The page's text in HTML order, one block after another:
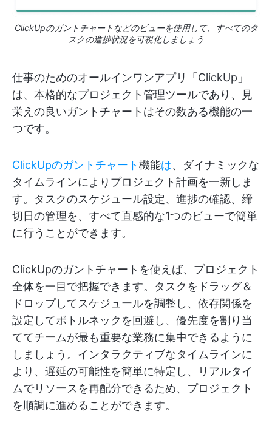
ClickUpのガントチャートなどのビューを使用して、すべてのタ
スクの進捗状況を可視化しましょう
仕事のためのオールインワンアプリ「ClickUp」
は、本格的なプロジェクト管理ツールであり、見
栄えの良いガントチャートはその数ある機能の一
つです。
ClickUpのガントチャート機能は、ダイナミックな
タイムラインによりプロジェクト計画を一新しま
す。タスクのスケジュール設定、進捗の確認、締
切日の管理を、すべて直感的な1つのビューで簡単
に行うことができます。
ClickUpのガントチャートを使えば、プロジェクト
全体を一目で把握できます。タスクをドラッグ＆
ドロップしてスケジュールを調整し、依存関係を
設定してボトルネックを回避し、優先度を割り当
ててチームが最も重要な業務に集中できるように
しましょう。インタラクティブなタイムラインに
より、遅延の可能性を簡単に特定し、リアルタイ
ムでリソースを再配分できるため、プロジェクト
を順調に進めることができます。